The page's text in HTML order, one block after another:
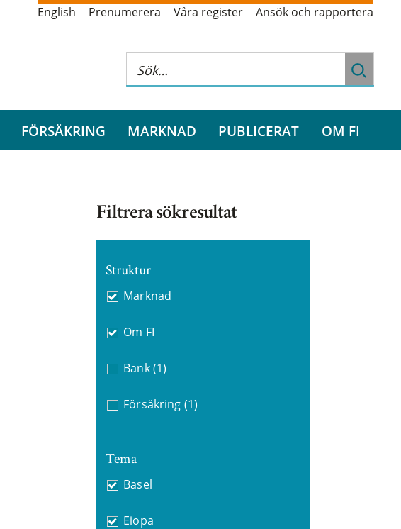
English Prenumerera Våra register Ansök och rapportera
FÖRSÄKRING MARKNAD PUBLICERAT OM FI
Filtrera sökresultat
Struktur
Marknad
Om FI
Bank (1)
Försäkring (1)
Tema
Basel
Eiopa